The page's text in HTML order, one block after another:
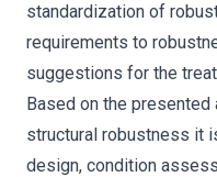
standardization of
requirements to
suggestions for the
Based on the
structural robustness it
design, condition